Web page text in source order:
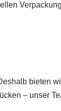
bieten
– unser